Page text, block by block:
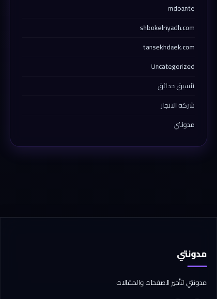
mdoante
shbokelriyadh.com
tansekhdaek.com
Uncategorized
تنسيق حدائق
شركة الانجاز
مدونتي
مدونتي
مدونتي لتأجير الصفحات والمقالات